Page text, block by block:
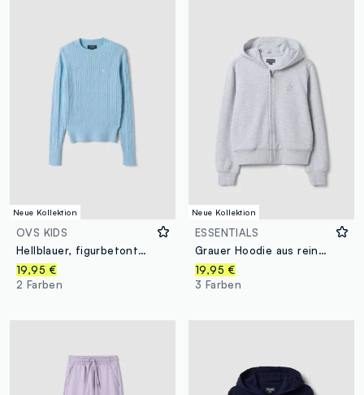
Neue Kollektion
OVS KIDS
Hellblauer, figurbetonter Pullover aus Viskosemix mit Zopfmuster und Rundhalsausschnitt für Mädchen
19,95 €
2 Farben
Neue Kollektion
ESSENTIALS
Grauer Hoodie aus reiner Bio-Baumwolle mit Stern für Mädchen
19,95 €
3 Farben